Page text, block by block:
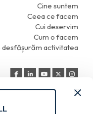
Cine suntem
Ceea ce facem
Cui deservim
Cum o facem
desfășurăm activitatea